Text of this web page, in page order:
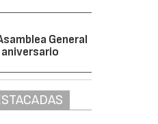
General
aniversario